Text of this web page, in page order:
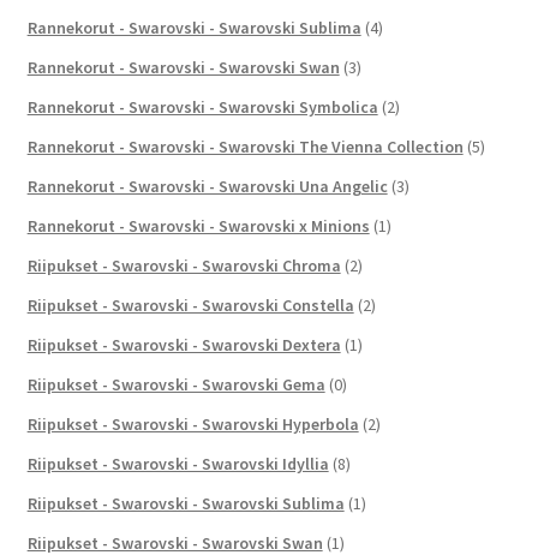
Rannekorut - Swarovski - Swarovski Sublima (4)
Rannekorut - Swarovski - Swarovski Swan (3)
Rannekorut - Swarovski - Swarovski Symbolica (2)
Rannekorut - Swarovski - Swarovski The Vienna Collection (5)
Rannekorut - Swarovski - Swarovski Una Angelic (3)
Rannekorut - Swarovski - Swarovski x Minions (1)
Riipukset - Swarovski - Swarovski Chroma (2)
Riipukset - Swarovski - Swarovski Constella (2)
Riipukset - Swarovski - Swarovski Dextera (1)
Riipukset - Swarovski - Swarovski Gema (0)
Riipukset - Swarovski - Swarovski Hyperbola (2)
Riipukset - Swarovski - Swarovski Idyllia (8)
Riipukset - Swarovski - Swarovski Sublima (1)
Riipukset - Swarovski - Swarovski Swan (1)